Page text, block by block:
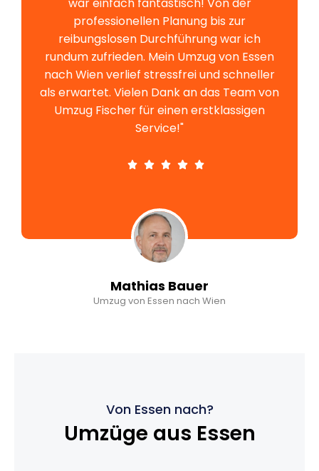
Mathias Bauer
Umzug von Essen nach Wien
professionellen Planung bis zur
reibungslosen Durchführung war ich
rundum zufrieden. Mein Umzug von Essen
nach Wien verlief stressfrei und schneller
als erwartet. Vielen Dank an das Team von
Umzug Fischer für einen erstklassigen
Service!"
Von Essen nach?
Umzüge aus Essen